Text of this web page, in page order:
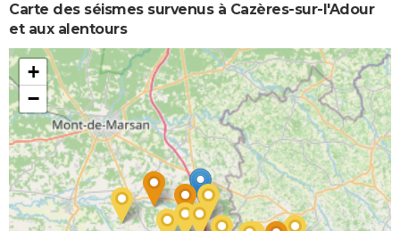
Carte des séismes survenus à Cazères-sur-l'Adour
et aux alentours
+
−